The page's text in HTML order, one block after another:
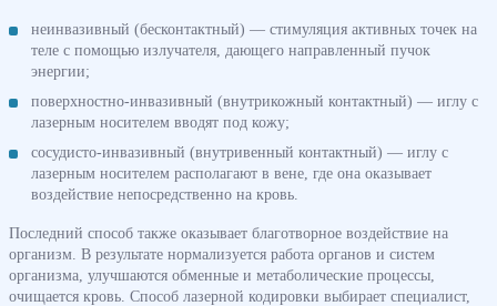
неинвазивный (бесконтактный) — стимуляция активных точек на
теле с помощью излучателя, дающего направленный пучок
энергии;
поверхностно-инвазивный (внутрикожный контактный) — иглу с
лазерным носителем вводят под кожу;
сосудисто-инвазивный (внутривенный контактный) — иглу с
лазерным носителем располагают в вене, где она оказывает
воздействие непосредственно на кровь.
Последний способ также оказывает благотворное воздействие на
организм. В результате нормализуется работа органов и систем
организма, улучшаются обменные и метаболические процессы,
очищается кровь. Способ лазерной кодировки выбирает специалист,